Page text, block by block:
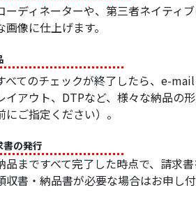
ディネーターや、第三者ネイティ
画像に仕上げます。
てのチェックが終了したら、e-mail
アウト、DTPなど、様々な納品の
にご指定ください）。
書の発行
まですべて完了した時点で、請求書
書・納品書が必要な場合はお申し付